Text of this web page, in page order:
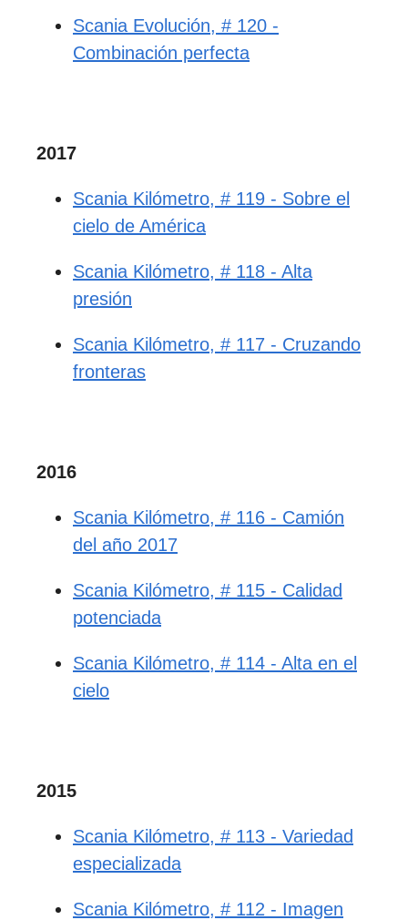
Scania Evolución, # 120 -
Combinación perfecta
2017
Scania Kilómetro, # 119 - Sobre el
cielo de América
Scania Kilómetro, # 118 - Alta
presión
Scania Kilómetro, # 117 - Cruzando
fronteras
2016
Scania Kilómetro, # 116 - Camión
del año 2017
Scania Kilómetro, # 115 - Calidad
potenciada
Scania Kilómetro, # 114 - Alta en el
cielo
2015
Scania Kilómetro, # 113 - Variedad
especializada
Scania Kilómetro, # 112 - Imagen